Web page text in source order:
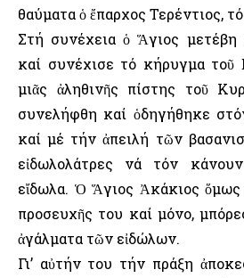
θαύματα ὁ ἔπαρχος Τερέντιος,
Στή συνέχεια ὁ Ἅγιος
καί συνέχισε τό κήρυγμα τοῦ
μιᾶς ἀληθινῆς πίστης τοῦ
συνελήφθη καί ὁδηγήθηκε
καί μέ τήν ἀπειλή τῶν
εἰδωλολάτρες νά τόν
εἴδωλα. Ὁ Ἅγιος Ἀκάκιος
προσευχῆς του καί μόνο,
ἀγάλματα τῶν εἰδώλων.
Γι’ αὐτήν του τήν πράξη